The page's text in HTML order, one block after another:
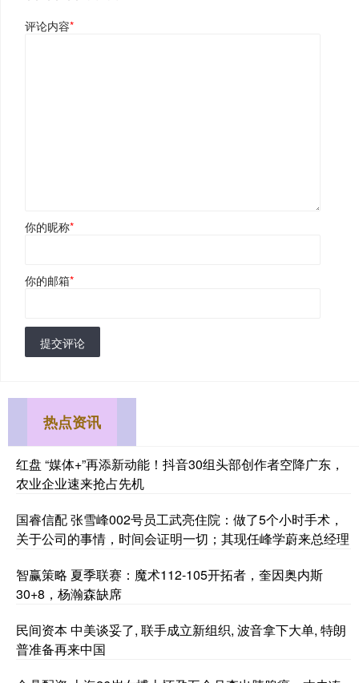
评论内容*
你的昵称*
你的邮箱*
提交评论
热点资讯
红盘 “媒体+”再添新动能！抖音30组头部创作者空降广东，
农业企业速来抢占先机
国睿信配 张雪峰002号员工武亮住院：做了5个小时手术，
关于公司的事情，时间会证明一切；其现任峰学蔚来总经理
智赢策略 夏季联赛：魔术112-105开拓者，奎因奥内斯
30+8，杨瀚森缺席
民间资本 中美谈妥了, 联手成立新组织, 波音拿下大单, 特朗
普准备再来中国